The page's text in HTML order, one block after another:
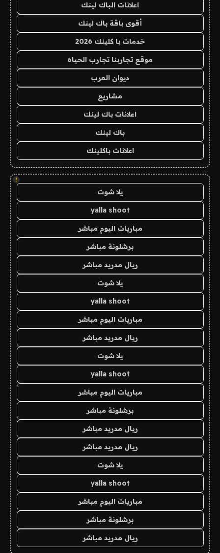
اعلانات الباك لينك
أقوى باقة باك لينك
خدمات با كلينك 2026
موقع تجاربنا تجارب الحياه
ديوان العرب
مشاريع
اعلانات باك لينك
باك لينك
اعلانات باكلينك
!
يلا شوت
yalla shoot
مباريات اليوم مباشر
برشلونة مباشر
ريال مدريد مباشر
يلا شوت
yalla shoot
مباريات اليوم مباشر
ريال مدريد مباشر
يلا شوت
yalla shoot
مباريات اليوم مباشر
برشلونة مباشر
ريال مدريد مباشر
ريال مدريد مباشر
يلا شوت
yalla shoot
مباريات اليوم مباشر
برشلونة مباشر
ريال مدريد مباشر